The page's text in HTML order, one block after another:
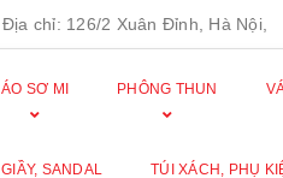
Địa chỉ: 126/2 Xuân Đỉnh, Hà Nội,
ÁO SƠ MI PHÔNG THUN
GIẦY, SANDAL TÚI XÁCH, PHỤ